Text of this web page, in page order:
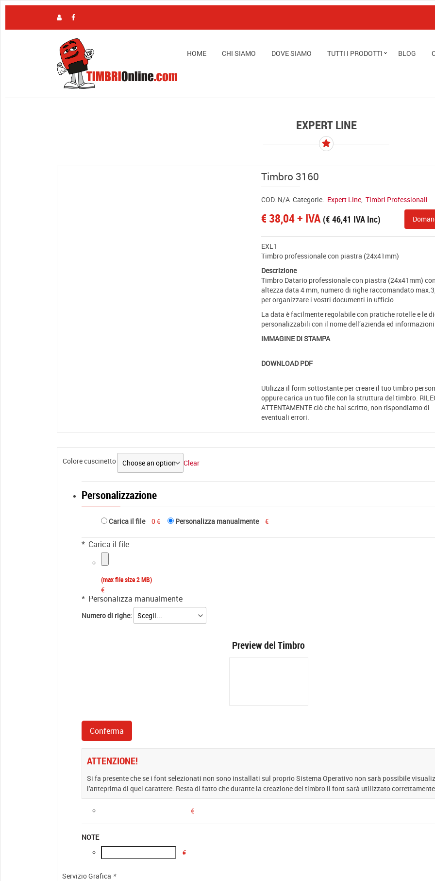
HOME CHI SIAMO DOVE SIAMO TUTTI I PRODOTTI BLOG
EXPERT LINE
Timbro 3160
COD: N/A Categorie: Expert Line, Timbri Professionali
€38,04+ IVA (€ 46,41 IVA Inc)
EXL1
Timbro professionale con piastra (24x41mm)
Descrizione
Timbro Datario professionale con piastra (24x41mm) con
altezza data 4 mm, numero di righe raccomandato
per organizzare i vostri documenti in ufficio.
La data è facilmente regolabile con pratiche rotelle e le
personalizzabili con il nome dell’azienda ed
IMMAGINE DI STAMPA
DOWNLOAD PDF
Utilizza il form sottostante per creare il tuo timbro
oppure carica un tuo file con la struttura del timbro.
ATTENTAMENTE ciò che hai scritto, non rispondiamo di
eventuali errori.
Colore cuscinetto Clear
Personalizzazione
Carica il file 0 € Personalizza manualmente €
* Carica il file
(max file size 2 MB)
€
* Personalizza manualmente
Numero di righe:
Preview del Timbro
ATTENZIONE!
Si fa presente che se i font selezionati non sono installati sul proprio Sistema Operativo non sarà possibile
l'anteprima di quel carattere. Resta di fatto che durante la creazione del timbro il font sarà utilizzato
€
NOTE
€
Servizio Grafica *